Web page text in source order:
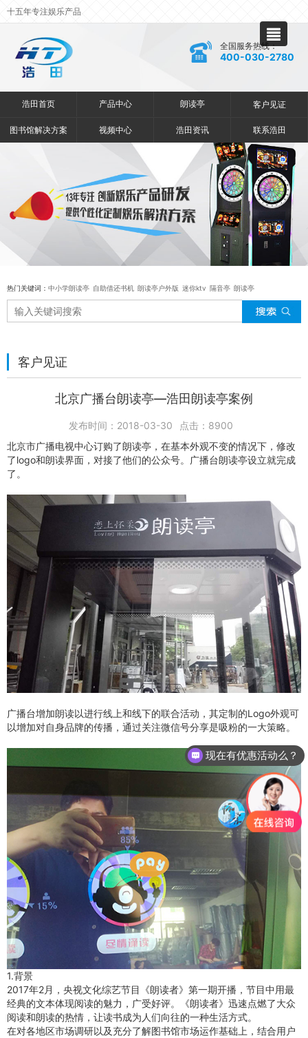
十五年专注娱乐产品
全国服务热线：
400-030-2780
浩田首页 产品中心 朗读亭 客户见证
图书馆解决方案 视频中心 浩田资讯 联系浩田
热门关键词： 中小学朗读亭 自助借还书机 朗读亭户外版 迷你ktv 隔音亭 朗读亭
客户见证
北京广播台朗读亭—浩田朗读亭案例
发布时间：2018-03-30 点击： 8900
北京市广播电视中心订购了朗读亭，在基本外观不变的情况下，修改
了logo和朗读界面，对接了他们的公众号。广播台朗读亭设立就完成
了。
广播台增加朗读以进行线上和线下的联合活动，其定制的Logo外观可
以增加对自身品牌的传播，通过关注微信号分享是吸粉的一大策略。
1.背景
2017年2月，央视文化综艺节目《朗读者》第一期开播，节目中用最
经典的文本体现阅读的魅力，广受好评。《朗读者》迅速点燃了大众
阅读和朗读的热情，让读书成为人们向往的一种生活方式。
在对各地区市场调研以及充分了解图书馆市场运作基础上，结合用户
现在有优惠活动么？